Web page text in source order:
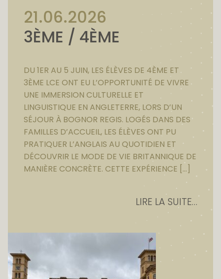
21.06.2026
3ÈME / 4ÈME
DU 1ER AU 5 JUIN, LES ÉLÈVES DE 4ÈME ET
3ÈME LCE ONT EU L’OPPORTUNITÉ DE VIVRE
UNE IMMERSION CULTURELLE ET
LINGUISTIQUE EN ANGLETERRE, LORS D’UN
SÉJOUR À BOGNOR REGIS. LOGÉS DANS DES
FAMILLES D’ACCUEIL, LES ÉLÈVES ONT PU
PRATIQUER L’ANGLAIS AU QUOTIDIEN ET
DÉCOUVRIR LE MODE DE VIE BRITANNIQUE DE
MANIÈRE CONCRÈTE. CETTE EXPÉRIENCE […]
LIRE LA SUITE…